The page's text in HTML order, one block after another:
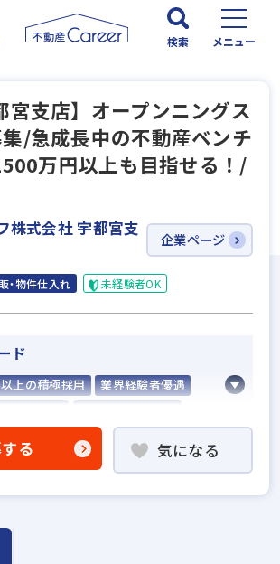
検索 メニュー
宮支店】オープンニングス
/急成長中の不動産ベンチ
万円以上も目指せる！/
株式会社 宇都宮支
企業ページ
・物件仕入れ 未経験者OK
ド
上の積極採用
業界経験者優遇
資格支援制度あり
残業少ない
マイカー通勤可
る 気になる